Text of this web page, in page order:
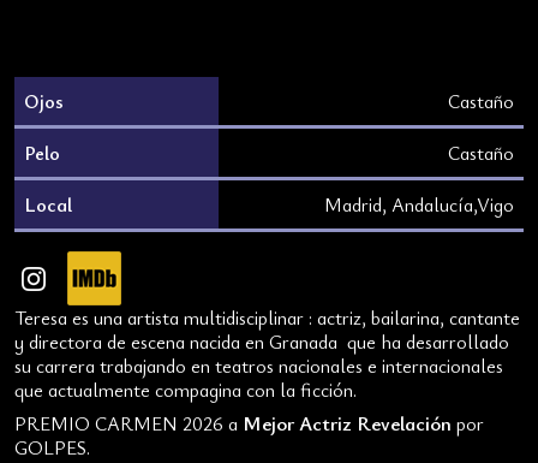
Ojos
Castaño
Pelo
Castaño
Local
Madrid, Andalucía,Vigo
Teresa es una artista multidisciplinar : actriz, bailarina, cantante
y directora de escena nacida en Granada que ha desarrollado
su carrera trabajando en teatros nacionales e internacionales
que actualmente compagina con la ficción.
PREMIO CARMEN 2026 a Mejor Actriz Revelación por
GOLPES.